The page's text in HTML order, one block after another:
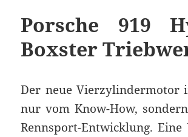
Porsche 919
Boxster
Der neue Vierzylindermotor
nur vom Know-How,
Rennsport-Entwicklung.